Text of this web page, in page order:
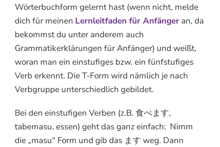
Wörterbuchform gelernt hast (wenn nicht, melde
dich für meinen Lernleitfaden für Anfänger an, da
bekommst du unter anderem auch
Grammatikerklärungen für Anfänger) und weißt,
woran man ein einstufiges bzw. ein fünfstufiges
Verb erkennt. Die T-Form wird nämlich je nach
Verbgruppe unterschiedlich gebildet.
Bei den einstufigen Verben (z.B. 食べます,
tabemasu, essen) geht das ganz einfach: Nimm
die „masu“ Form und gib das ます weg. Dann